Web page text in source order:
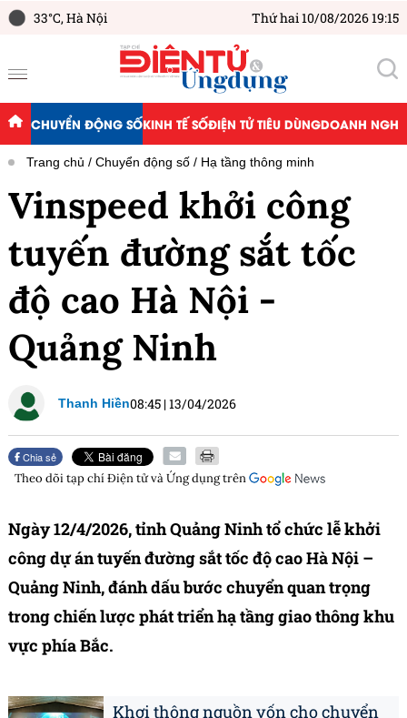
33°C,Hà Nội Thứ hai 10/08/2026 19:15
CHUYỂN ĐỘNG SỐKINH TẾ SỐĐIỆN TỬ TIÊU DÙNGDOANH
Trang chủ Chuyển động số Hạ tầng thông minh
Vinspeed khởi công
tuyến đường sắt tốc
độ cao Hà Nội -
Quảng Ninh
Thanh Hiền08:45 |13/04/2026
Chia sẻ
Theo dõi tạp chíĐiện tử và Ứng dụngtrên
Ngày 12/4/2026, tỉnh Quảng Ninh tổ chức lễ khởi
công dự án tuyến đường sắt tốc độ cao Hà Nội –
Quảng Ninh, đánh dấu bước chuyển quan trọng
trong chiến lược phát triển hạ tầng giao thông khu
vực phía Bắc.
Khơi thông nguồn vốn cho chuyển